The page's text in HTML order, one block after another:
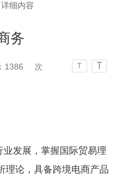
详细内容
务
1386 次 T T
发展，掌握国际贸易理
理论，具备跨境电商产品